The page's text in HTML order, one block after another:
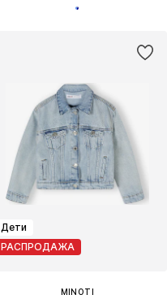
Дети
РАСПРОДАЖА
MINOTI